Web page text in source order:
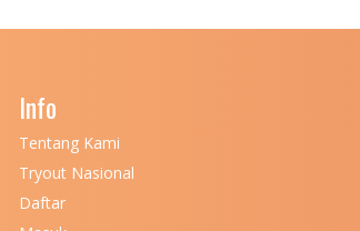
Info
Tentang Kami
Tryout Nasional
Daftar